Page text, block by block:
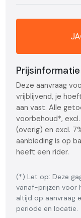
Prijsinformatie
Deze aanvraag
vrijblijvend, je
aan vast. Alle
voorbehoud*,
(overig) en excl.
aanbieding is op
heeft een rider.
(*) Let op: Deze
vanaf-prijzen voor
altijd op aanvraag
periode en locatie.